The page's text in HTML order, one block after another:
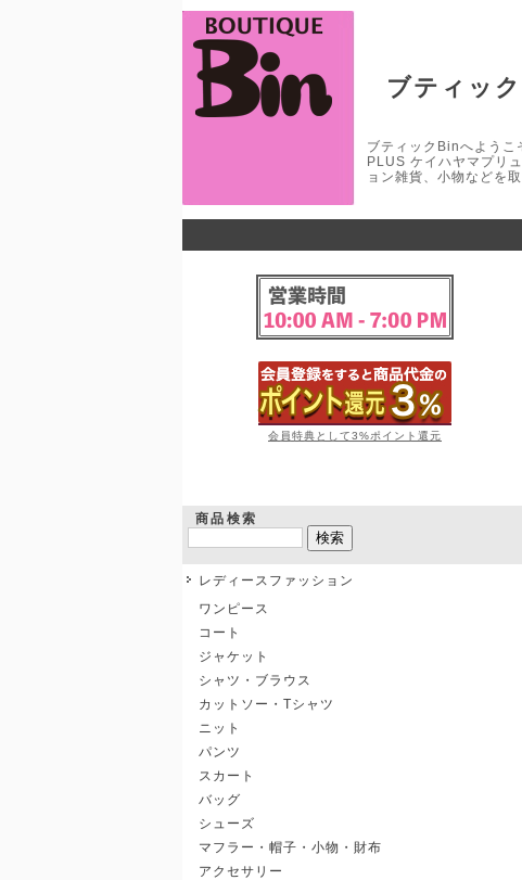
ブティッ
ブティックBinへよう
PLUS ケイハヤマプリ
ョン雑貨、小物などを
会員特典として3%ポイント還元
商品検索
レディースファッション
ワンピース
コート
ジャケット
シャツ・ブラウス
カットソー・Tシャツ
ニット
パンツ
スカート
バッグ
シューズ
マフラー・帽子・小物・財布
アクセサリー